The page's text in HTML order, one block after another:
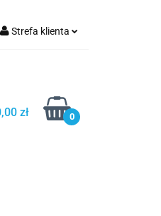
Strefa klienta
Dodaj zgłoszenie
zł 0